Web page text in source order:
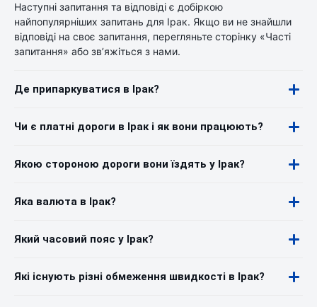
Наступні запитання та відповіді є добіркою
найпопулярніших запитань для Ірак. Якщо ви не знайшли
відповіді на своє запитання, перегляньте сторінку «Часті
запитання» або зв’яжіться з нами.
Де припаркуватися в Ірак?
Чи є платні дороги в Ірак і як вони працюють?
Якою стороною дороги вони їздять у Ірак?
Яка валюта в Ірак?
Який часовий пояс у Ірак?
Які існують різні обмеження швидкості в Ірак?